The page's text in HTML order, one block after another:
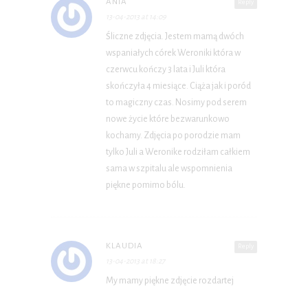
Śliczne zdjęcia. Jestem mamą dwóch
wspaniałych córek Weroniki która w
czerwcu kończy 3 lata i Juli która
skończyła 4 miesiące. Ciąża jak i poród
to magiczny czas. Nosimy pod serem
nowe życie które bezwarunkowo
kochamy. Zdjęcia po porodzie mam
tylko Juli a Weronike rodziłam całkiem
sama w szpitalu ale wspomnienia
piękne pomimo bólu.
KLAUDIA
My mamy piękne zdjęcie rozdartej